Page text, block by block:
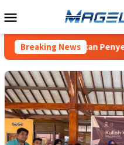
ke
Mobile
Breaking NewsPenyelidikan